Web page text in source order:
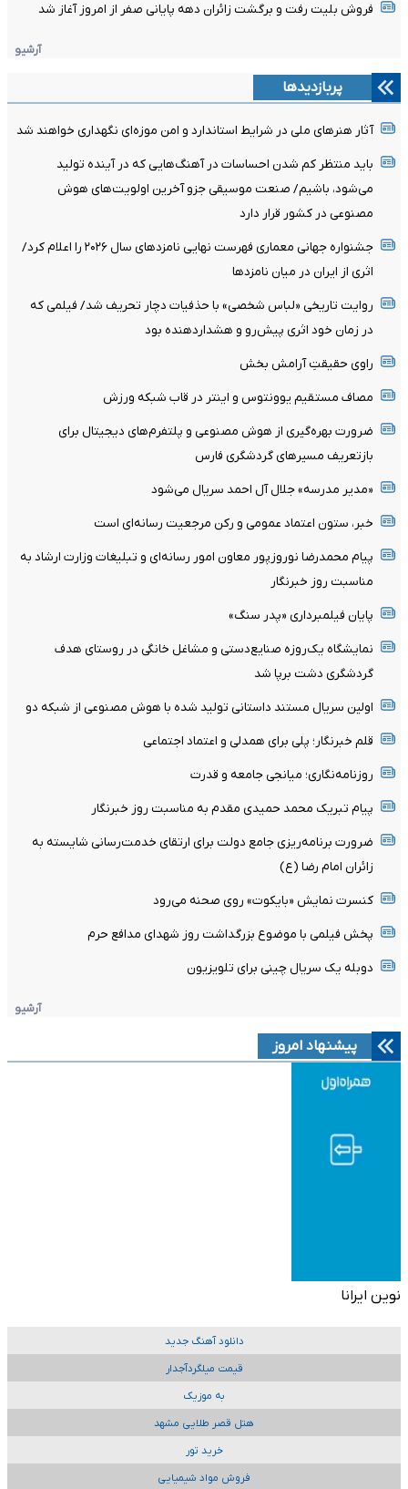
فروش بلیت رفت و برگشت زائران دهه پایانی صفر از امروز آغاز شد
آرشیو
پربازدیدها
آثار هنرهای ملی در شرایط استاندارد و امن موزه‌ای نگهداری خواهند شد
باید منتظر کم شدن احساسات در آهنگ‌هایی که در آینده تولید
می‌شود، باشیم/ صنعت موسیقی جزو آخرین اولویت‌های هوش
مصنوعی در کشور قرار دارد
جشنواره جهانی معماری فهرست نهایی نامزدهای سال ۲۰۲۶ را اعلام کرد/
اثری از ایران در میان نامزدها
روایت تاریخی «لباس شخصی» با حذفیات دچار تحریف شد/ فیلمی که
در زمان خود اثری پیش‌رو و هشداردهنده بود
راوی حقیقتِ آرامش‌ بخش
مصاف مستقیم یوونتوس و اینتر در قاب شبکه ورزش
ضرورت بهره‌گیری از هوش مصنوعی و پلتفرم‌های دیجیتال برای
بازتعریف مسیرهای گردشگری فارس
«مدیر مدرسه» جلال آل احمد سریال می‌شود
خبر، ستون اعتماد عمومی و رکن مرجعیت رسانه‌ای است
پیام محمدرضا نوروزپور معاون امور رسانه‌ای و تبلیغات وزارت ارشاد به
مناسبت روز خبرنگار
پایان فیلمبرداری «پدر سنگ»
نمایشگاه یک‌روزه صنایع‌دستی و مشاغل خانگی در روستای هدف
گردشگری دشت برپا شد
اولین سریال مستند داستانی تولید شده با هوش مصنوعی از شبکه دو
قلم خبرنگار؛ پلی برای همدلی و اعتماد اجتماعی
روزنامه‌نگاری؛ میانجی جامعه و قدرت
پیام تبریک محمد حمیدی مقدم به مناسبت روز خبرنگار
ضرورت برنامه‌ریزی جامع دولت برای ارتقای خدمت‌رسانی شایسته به
زائران امام رضا (ع)
کنسرت نمایش «بایکوت» روی صحنه می‌رود
پخش فیلمی با موضوع بزرگداشت روز شهدای مدافع حرم
دوبله یک سریال چینی برای تلویزیون
آرشیو
پیشنهاد امروز
نوین ایرانا
دانلود آهنگ جدید
قیمت میلگردآجدار
به موزیک
هتل قصر طلایی مشهد
خرید تور
فروش مواد شیمیایی